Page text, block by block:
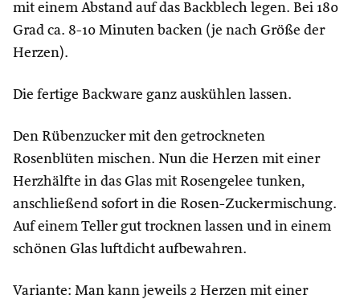
mit einem Abstand auf das Backblech legen. Bei 180
Grad ca. 8-10 Minuten backen (je nach Größe der
Herzen).
Die fertige Backware ganz auskühlen lassen.
Den Rübenzucker mit den getrockneten
Rosenblüten mischen. Nun die Herzen mit einer
Herzhälfte in das Glas mit Rosengelee tunken,
anschließend sofort in die Rosen-Zuckermischung.
Auf einem Teller gut trocknen lassen und in einem
schönen Glas luftdicht aufbewahren.
Variante: Man kann jeweils 2 Herzen mit einer